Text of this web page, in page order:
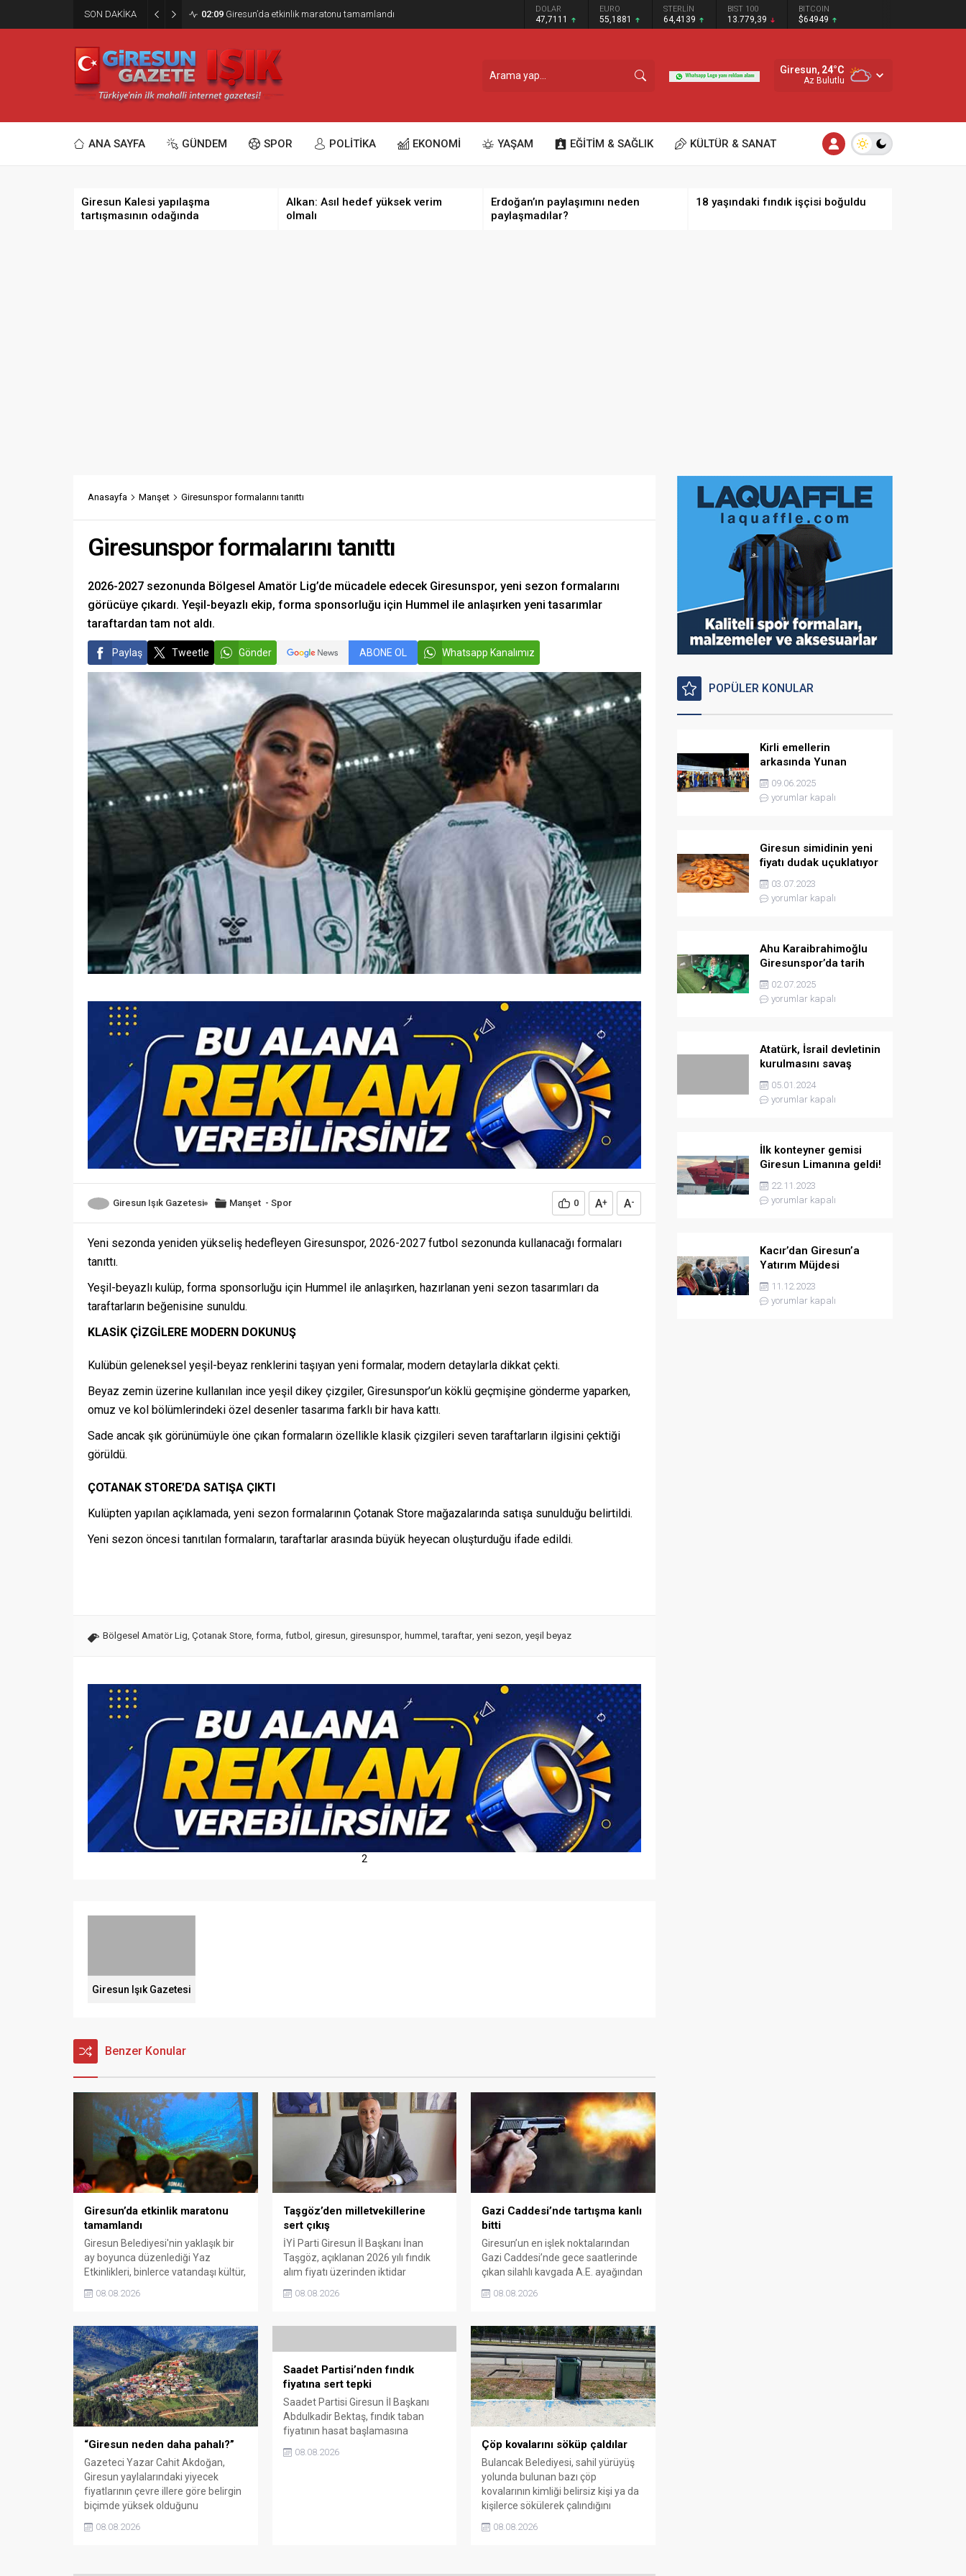
SON DAKİKA 02:09 Giresun’da etkinlik maratonu tamamlandı DOLAR
47,7111
EURO
55,1881
STERLİN
64,4139
BIST 100
13.779,39
BITCOIN
$64949
Giresun, 24°C
Az Bulutlu
ANA SAYFA GÜNDEM SPOR POLİTİKA EKONOMİ YAŞAM EĞİTİM & SAĞLIK KÜLTÜR & SANAT
Giresun Kalesi yapılaşma
tartışmasının odağında
Alkan: Asıl hedef yüksek verim
olmalı
Erdoğan’ın paylaşımını neden
paylaşmadılar?
18 yaşındaki fındık işçisi boğuldu
Anasayfa Manşet Giresunspor formalarını tanıttı
Giresunspor formalarını tanıttı
2026-2027 sezonunda Bölgesel Amatör Lig’de mücadele edecek Giresunspor, yeni sezon formalarını
görücüye çıkardı. Yeşil-beyazlı ekip, forma sponsorluğu için Hummel ile anlaşırken yeni tasarımlar
taraftardan tam not aldı.
Paylaş Tweetle Gönder ABONE OL Whatsapp Kanalımız
Giresun Işık Gazetesi Manşet - Spor 0 A+ A-
Yeni sezonda yeniden yükseliş hedefleyen Giresunspor, 2026-2027 futbol sezonunda kullanacağı formaları
tanıttı.
Yeşil-beyazlı kulüp, forma sponsorluğu için Hummel ile anlaşırken, hazırlanan yeni sezon tasarımları da
taraftarların beğenisine sunuldu.
KLASİK ÇİZGİLERE MODERN DOKUNUŞ
Kulübün geleneksel yeşil-beyaz renklerini taşıyan yeni formalar, modern detaylarla dikkat çekti.
Beyaz zemin üzerine kullanılan ince yeşil dikey çizgiler, Giresunspor’un köklü geçmişine gönderme yaparken,
omuz ve kol bölümlerindeki özel desenler tasarıma farklı bir hava kattı.
Sade ancak şık görünümüyle öne çıkan formaların özellikle klasik çizgileri seven taraftarların ilgisini çektiği
görüldü.
ÇOTANAK STORE’DA SATIŞA ÇIKTI
Kulüpten yapılan açıklamada, yeni sezon formalarının Çotanak Store mağazalarında satışa sunulduğu belirtildi.
Yeni sezon öncesi tanıtılan formaların, taraftarlar arasında büyük heyecan oluşturduğu ifade edildi.
Bölgesel Amatör Lig, Çotanak Store, forma, futbol , giresun, giresunspor, hummel ,taraftar, yeni sezon, yeşil beyaz
2
Giresun Işık Gazetesi
Benzer Konular
Giresun’da etkinlik maratonu
tamamlandı
Giresun Belediyesi'nin yaklaşık bir
ay boyunca düzenlediği Yaz
Etkinlikleri, binlerce vatandaşı kültür,
Yoğun ilgi gören organizasyonun
süresi de 16 Ağustos'a kadar
uzatıldı.
08.08.2026
Taşgöz’den milletvekillerine
sert çıkış
İYİ Parti Giresun İl Başkanı İnan
Taşgöz, açıklanan 2026 yılı fındık
alım fiyatı üzerinden iktidar
eleştirdi. Taşgöz, üreticinin
savunarak, Giresun milletvekillerini
08.08.2026
Gazi Caddesi’nde tartışma kanlı
bitti
Giresun’un en işlek noktalarından
Gazi Caddesi’nde gece saatlerinde
çıkan silahlı kavgada A.E. ayağından
süreli panik yaşanırken polis geniş
08.08.2026
“Giresun neden daha pahalı?”
Gazeteci Yazar Cahit Akdoğan,
Giresun yaylalarındaki yiyecek
fiyatlarının çevre illere göre belirgin
biçimde yüksek olduğunu
Orman İl Müdürlüğü ile ilgili
08.08.2026
Saadet Partisi’nden fındık
fiyatına sert tepki
Saadet Partisi Giresun İl Başkanı
Abdulkadir Bektaş, fındık taban
fiyatının hasat başlamasına
gösterdi. Bektaş, maliyetlerin
08.08.2026
Çöp kovalarını söküp çaldılar
Bulancak Belediyesi, sahil yürüyüş
yolunda bulunan bazı çöp
kovalarının kimliği belirsiz kişi ya da
kişilerce sökülerek çalındığını
zarar verenlerin tespiti için
08.08.2026
POPÜLER KONULAR
Kirli emellerin
arkasında Yunan
istihbaratı var
09.06.2025
yorumlar kapalı
Giresun simidinin yeni
fiyatı dudak uçuklatıyor
03.07.2023
yorumlar kapalı
Ahu Karaibrahimoğlu
Giresunspor’da tarih
yazmaya hazırlanıyor
02.07.2025
yorumlar kapalı
Atatürk, İsrail devletinin
kurulmasını savaş
sebebi olarak ilân
etmişti
05.01.2024
yorumlar kapalı
İlk konteyner gemisi
Giresun Limanına geldi!
22.11.2023
yorumlar kapalı
Kacır’dan Giresun’a
Yatırım Müjdesi
11.12.2023
yorumlar kapalı